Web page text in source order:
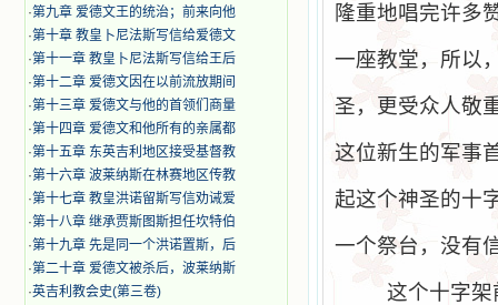
·第九章 爱德文王的统治；前来向他
·第十章 教皇卜尼法斯写信给爱德文
·第十一章 教皇卜尼法斯写信给王后
·第十二章 爱德文因在以前流放期间
·第十三章 爱德文与他的首领们商量
·第十四章 爱德文和他所有的亲属都
·第十五章 东英吉利地区接受基督教
·第十六章 波莱纳斯在林赛地区传教
·第十七章 教皇洪诺留斯写信劝诫爱
·第十八章 继承贾斯图斯担任坎特伯
·第十九章 先是同一个洪诺置斯，后
·第二十章 爱德文被杀后，波莱纳斯
·英吉利教会史(第三卷)
隆重地唱完许多
一座教堂，所以
圣，更受众人敬
这位新生的军事
起这个神圣的十
一个祭台，没有
这个十字